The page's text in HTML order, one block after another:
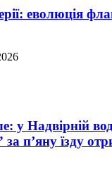
еволюція
у Надвірній
п’яну їзду